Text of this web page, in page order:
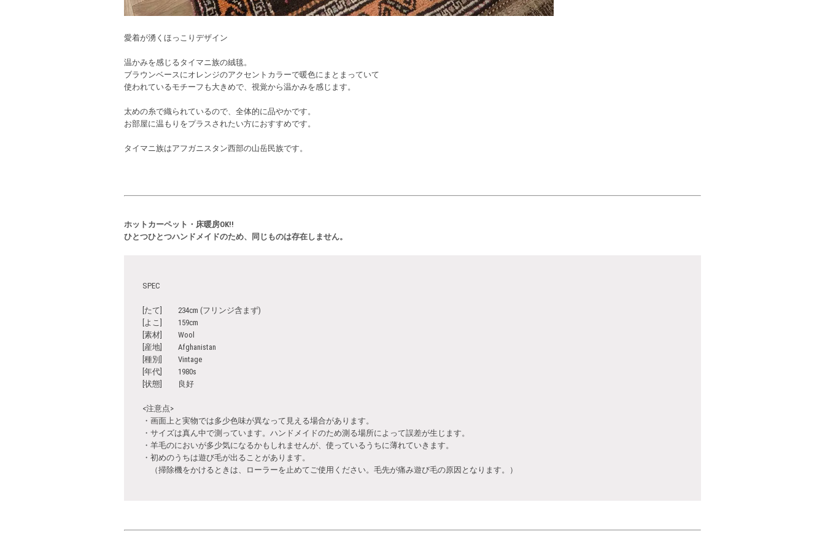
愛着が湧くほっこりデザイン
温かみを感じるタイマニ族の絨毯。
ブラウンベースにオレンジのアクセントカラーで暖色にまとまっていて
使われているモチーフも大きめで、視覚から温かみを感じます。
太めの糸で織られているので、全体的に品やかです。
お部屋に温もりをプラスされたい方におすすめです。
タイマニ族はアフガニスタン西部の山岳民族です。
ホットカーペット・床暖房OK!!
ひとつひとつハンドメイドのため、同じものは存在しません。
SPEC
[たて] 234cm (フリンジ含まず)
[よこ] 159cm
[素材] Wool
[産地] Afghanistan
[種別] Vintage
[年代] 1980s
[状態] 良好
<注意点>
・画面上と実物では多少色味が異なって見える場合があります。
・サイズは真ん中で測っています。ハンドメイドのため測る場所によって誤差が生じます。
・羊毛のにおいが多少気になるかもしれませんが、使っているうちに薄れていきます。
・初めのうちは遊び毛が出ることがあります。
（掃除機をかけるときは、ローラーを止めてご使用ください。毛先が痛み遊び毛の原因となります。）